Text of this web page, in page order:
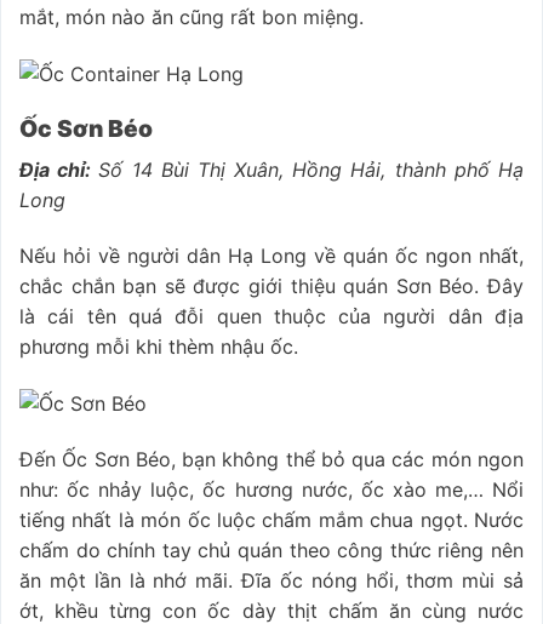
mắt, món nào ăn cũng rất bon miệng.
Ốc Sơn Béo
Địa chỉ:Số 14 Bùi Thị Xuân, Hồng Hải, thành phố Hạ
Long
Nếu hỏi về người dân Hạ Long về quán ốc ngon nhất,
chắc chắn bạn sẽ được giới thiệu quán Sơn Béo. Đây
là cái tên quá đỗi quen thuộc của người dân địa
phương mỗi khi thèm nhậu ốc.
Đến Ốc Sơn Béo, bạn không thể bỏ qua các món ngon
như: ốc nhảy luộc, ốc hương nước, ốc xào me,… Nổi
tiếng nhất là món ốc luộc chấm mắm chua ngọt. Nước
chấm do chính tay chủ quán theo công thức riêng nên
ăn một lần là nhớ mãi. Đĩa ốc nóng hổi, thơm mùi sả
ớt, khều từng con ốc dày thịt chấm ăn cùng nước